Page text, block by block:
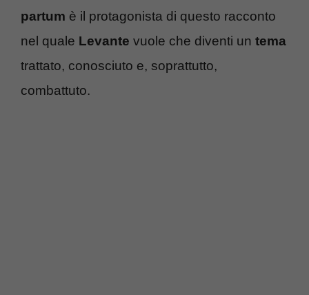
partum è il protagonista di questo racconto
nel quale Levante vuole che diventi un tema
trattato, conosciuto e, soprattutto,
combattuto.